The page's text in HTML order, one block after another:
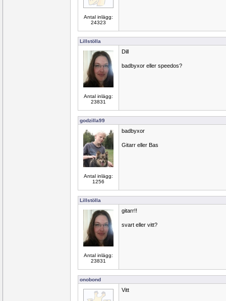
Antal inlägg:
24323
Lillstölla
Antal inlägg:
23831
Dill
badbyxor eller speedos?
godzilla99
Antal inlägg:
1256
badbyxor
Gitarr eller Bas
Lillstölla
Antal inlägg:
23831
gitarr!!
svart eller vitt?
onobond
Vitt